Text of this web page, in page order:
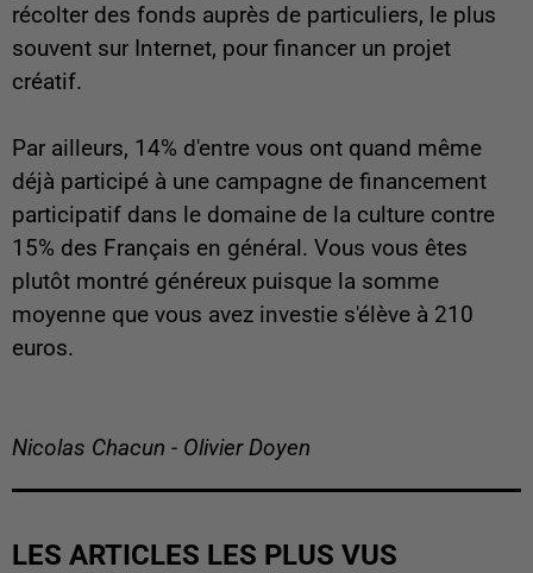
récolter des fonds auprès de particuliers, le plus
souvent sur Internet, pour financer un projet
créatif.
Par ailleurs, 14% d'entre vous ont quand même
déjà participé à une campagne de financement
participatif dans le domaine de la culture contre
15% des Français en général. Vous vous êtes
plutôt montré généreux puisque la somme
moyenne que vous avez investie s'élève à 210
euros.
Nicolas Chacun - Olivier Doyen
LES ARTICLES LES PLUS VUS